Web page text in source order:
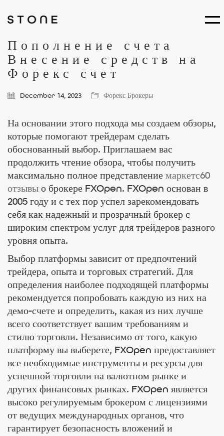
Пополнение счета
Внесение средств на
Форекс счет
December 14, 2023 Форекс Брокеры
На основании этого подхода мы создаем обзоры,
которые помогают трейдерам сделать
обоснованный выбор. Приглашаем вас
продолжить чтение обзора, чтобы получить
максимально полное представление маркетс60
отзывы о брокере FXOpen. FXOpen основан в
2005 году и с тех пор успел зарекомендовать
себя как надежный и прозрачный брокер с
широким спектром услуг для трейдеров разного
уровня опыта.
Выбор платформы зависит от предпочтений
трейдера, опыта и торговых стратегий. Для
определения наиболее подходящей платформы
рекомендуется попробовать каждую из них на
демо-счете и определить, какая из них лучше
всего соответствует вашим требованиям и
стилю торговли. Независимо от того, какую
платформу вы выберете, FXOpen предоставляет
все необходимые инструменты и ресурсы для
успешной торговли на валютном рынке и
других финансовых рынках. FXOpen является
высоко регулируемым брокером с лицензиями
от ведущих международных органов, что
гарантирует безопасность вложений и